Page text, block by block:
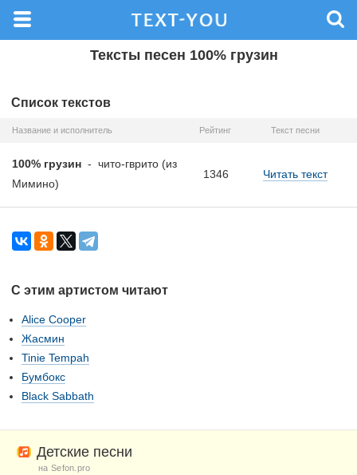
Тексты песен 100% грузин
Список текстов
Название и исполнитель Рейтинг Текст песни
100% грузин - чито-гврито (из
Мимино)
1346 Читать текст
С этим артистом читают
Alice Cooper
Жасмин
Tinie Tempah
Бумбокс
Black Sabbath
Детские песни
на Sefon.pro